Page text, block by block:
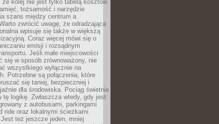
że kolej nie jest tylko tabelą kosztów.
tożsamość i narzędzie
szans między centrum a
zwrócić uwagę, że odradzająca
wpisuje się także w większą
Coraz więcej mówi się o
emisji i rozsądnym
Jeśli małe miejscowości
się w sposób zrównoważony, nie
wszystkiego wyłącznie na
Potrzebne są połączenia, które
się taniej, bezpieczniej i
dla środowiska. Pociąg świetnie
tę logikę. Zwłaszcza wtedy, gdy jest
z autobusami, parkingami
ride oraz lokalnymi ścieżkami
też jeszcze jeden, mniej